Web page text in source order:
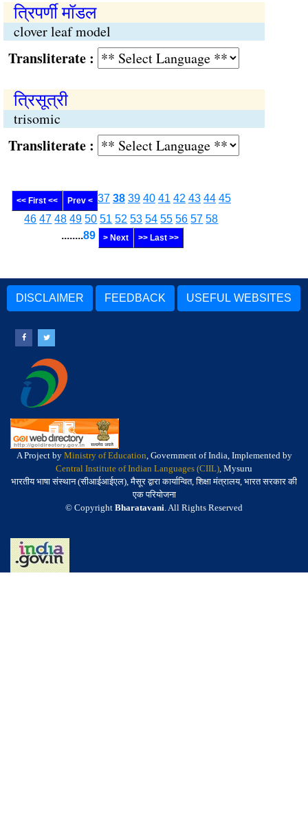
त्रिपर्णी मॉडल
clover leaf model
:
त्रिसूत्री
trisomic
:
<< First << Prev < 37 38 39 40 41 42 43 44 45
46 47 48 49 50 51 52 53 54 55 56 57 58
........89 > Next >> Last >>
DISCLAIMER FEEDBACK USEFUL WEBSITES
A Project by Ministry of Education, Government of India, Implemented by
Central Institute of Indian Languages (CIIL), Mysuru
भारतीय भाषा संस्थान (सीआईआईएल), मैसूर द्वारा कार्यान्वित, शिक्षा मंत्रालय, भारत सरकार की
एक परियोजना
© Copyright Bharatavani. All Rights Reserved